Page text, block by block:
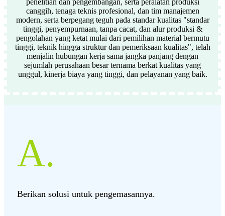
canggih, tenaga teknis profesional, dan tim manajemen
modern, serta berpegang teguh pada standar kualitas "standar
tinggi, penyempurnaan, tanpa cacat, dan alur produksi &
pengolahan yang ketat mulai dari pemilihan material bermutu
tinggi, teknik hingga struktur dan pemeriksaan kualitas", telah
menjalin hubungan kerja sama jangka panjang dengan
sejumlah perusahaan besar ternama berkat kualitas yang
unggul, kinerja biaya yang tinggi, dan pelayanan yang baik.
A.
Berikan solusi untuk pengemasannya.